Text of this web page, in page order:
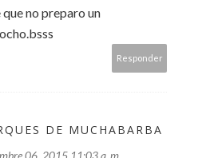
que no preparo un
Responder
DE MUCHABARBA
06, 2015 11:03 a. m.